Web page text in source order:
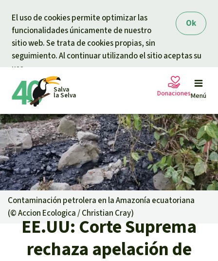
Ok
El uso de cookies permite optimizar las
funcionalidades únicamente de nuestro
sitio web. Se trata de cookies propias, sin
seguimiento. Al continuar utilizando el sitio aceptas su
uso.
Salva
la Selva Menú
Peticiones
Proyectos
Informaciones
Informaciones
Éxitos y Noticias
Temas
Salva la Selva
Salva la Selva
Donaciones
Tu donación ayuda
Donación general
Urgen donaciones
Certificados de donación
Preguntas y Respuestas
Contaminación petrolera en la Amazonía ecuatoriana
(©Accion Ecologica / Christian Cray)
EE.UU: Corte Suprema
rechaza apelación de